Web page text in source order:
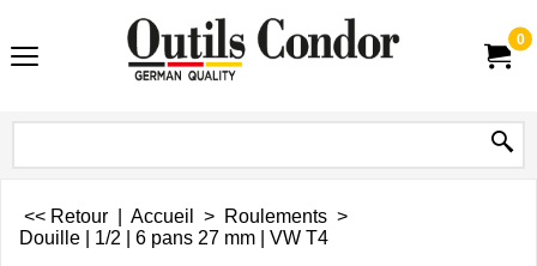
0
<< Retour Accueil > Roulements >
Douille | 1/2 | 6 pans 27 mm | VW T4